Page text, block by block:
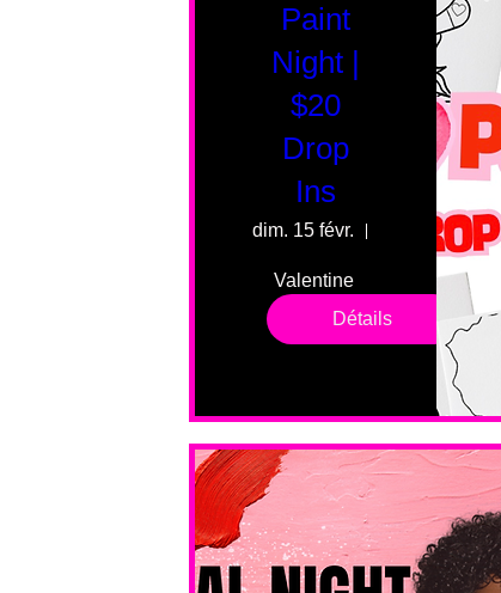
Paint
Night |
$20
Drop
Ins
dim. 15 févr. 55 Fairmount
Valentine
drop in
sessions.
levels. No
No BYOB.
Détails